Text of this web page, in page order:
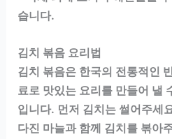
습니다.
김치 볶음 요리법
김치 볶음은 한국의 전통적인
료로 맛있는 요리를 만들어 낼
입니다. 먼저 김치는 썰어주세
다진 마늘과 함께 김치를 볶아